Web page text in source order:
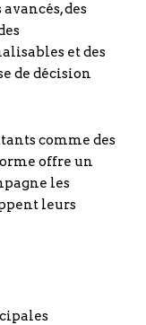
des
et des
de décision
comme des
offre un
les
leurs